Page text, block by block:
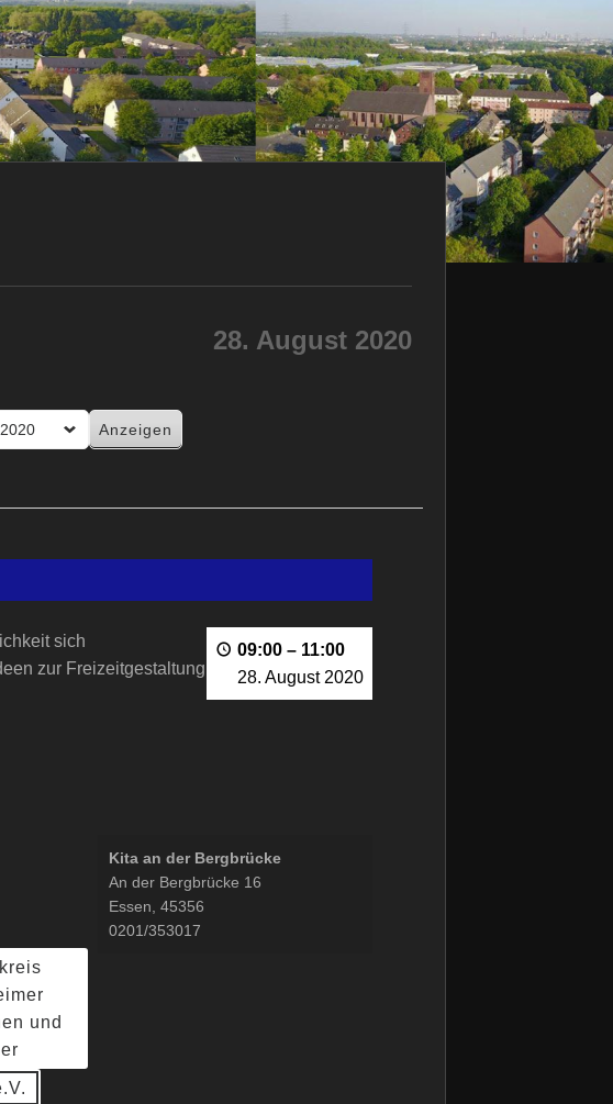
28. August 2020
09:00 – 11:00
28. August 2020
sich
zur Freizeitgestaltung
Kita an der Bergbrücke
An der Bergbrücke 16
Essen 45356
0201/353017
und